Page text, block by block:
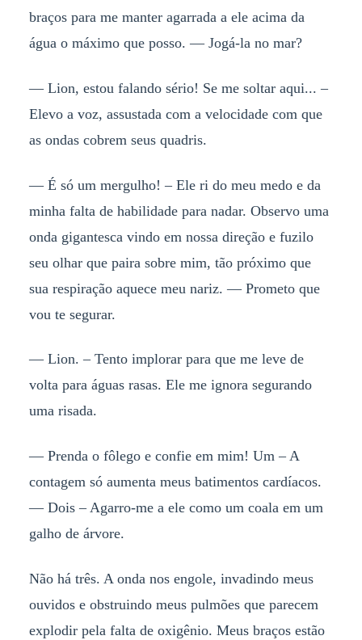
braços para me manter agarrada a ele acima da
água o máximo que posso. — Jogá-la no mar?
— Lion, estou falando sério! Se me soltar aqui... –
Elevo a voz, assustada com a velocidade com que
as ondas cobrem seus quadris.
— É só um mergulho! – Ele ri do meu medo e da
minha falta de habilidade para nadar. Observo uma
onda gigantesca vindo em nossa direção e fuzilo
seu olhar que paira sobre mim, tão próximo que
sua respiração aquece meu nariz. — Prometo que
vou te segurar.
— Lion. – Tento implorar para que me leve de
volta para águas rasas. Ele me ignora segurando
uma risada.
— Prenda o fôlego e confie em mim! Um – A
contagem só aumenta meus batimentos cardíacos.
— Dois – Agarro-me a ele como um coala em um
galho de árvore.
Não há três. A onda nos engole, invadindo meus
ouvidos e obstruindo meus pulmões que parecem
explodir pela falta de oxigênio. Meus braços estão